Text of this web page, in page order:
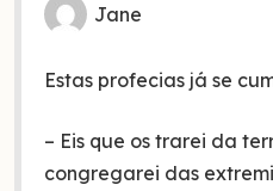
Jane
Estas profecias já se
– Eis que os trarei da
congregarei das